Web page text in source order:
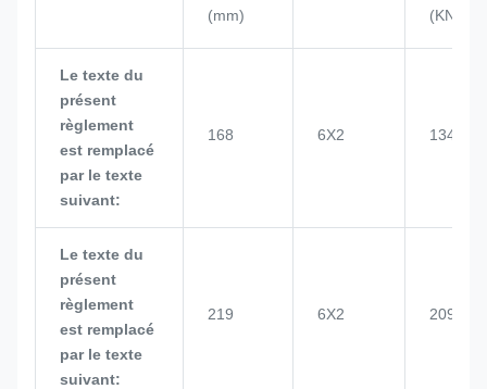
(mm) (KN)
Le texte du
présent
règlement
est remplacé
par le texte
suivant:
168 6X2 134
Le texte du
présent
règlement
est remplacé
par le texte
suivant:
219 6X2 209